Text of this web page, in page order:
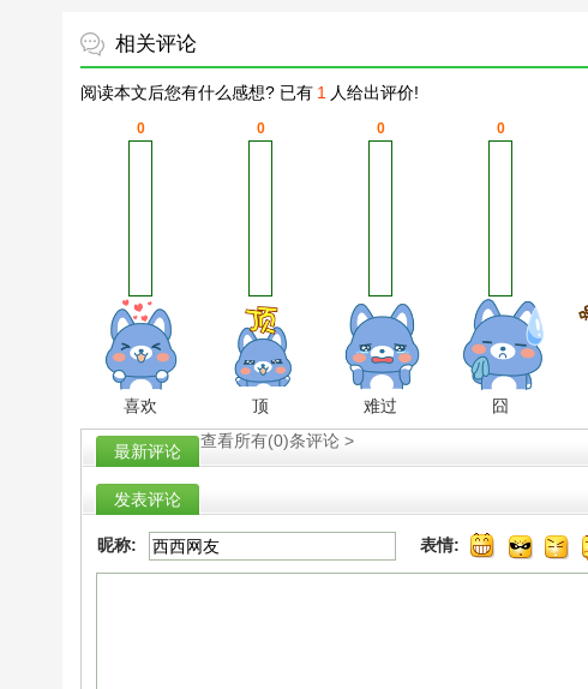
相关评论
阅读本文后您有什么感想? 已有 1 人给出评价!
0
喜欢
0
顶
0
难过
0
囧
最新评论
查看所有(0)条评论 >
发表评论
昵称: 表情: